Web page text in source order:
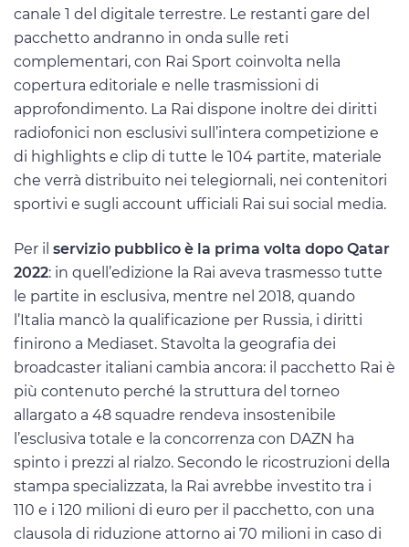
canale 1 del digitale terrestre. Le restanti gare del
pacchetto andranno in onda sulle reti
complementari, con Rai Sport coinvolta nella
copertura editoriale e nelle trasmissioni di
approfondimento. La Rai dispone inoltre dei diritti
radiofonici non esclusivi sull’intera competizione e
di highlights e clip di tutte le 104 partite, materiale
che verrà distribuito nei telegiornali, nei contenitori
sportivi e sugli account ufficiali Rai sui social media.
Per il servizio pubblico è la prima volta dopo Qatar
2022: in quell’edizione la Rai aveva trasmesso tutte
le partite in esclusiva, mentre nel 2018, quando
l’Italia mancò la qualificazione per Russia, i diritti
finirono a Mediaset. Stavolta la geografia dei
broadcaster italiani cambia ancora: il pacchetto Rai è
più contenuto perché la struttura del torneo
allargato a 48 squadre rendeva insostenibile
l’esclusiva totale e la concorrenza con DAZN ha
spinto i prezzi al rialzo. Secondo le ricostruzioni della
stampa specializzata, la Rai avrebbe investito tra i
110 e i 120 milioni di euro per il pacchetto, con una
clausola di riduzione attorno ai 70 milioni in caso di